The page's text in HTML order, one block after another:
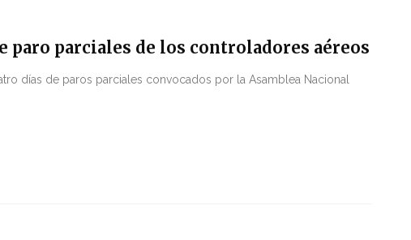
paro parciales de los controladores aéreos
días de paros parciales convocados por la Asamblea Nacional